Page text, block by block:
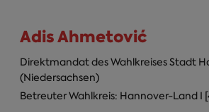
Adis Ahmetović
Direktmandat des Wahlkreises Stadt
(Niedersachsen)
Betreuter Wahlkreis: Hannover-Land I